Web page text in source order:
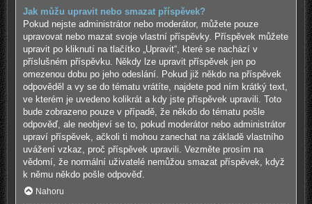
Jak můžu upravit nebo smazat příspěvek?
Pokud nejste administrátor nebo moderátor, můžete pouze
upravovat nebo mazat svoje vlastní příspěvky. Příspěvek můžete
upravit po kliknutí na tlačítko „Upravit“, které se nachází v
příslušném příspěvku. Někdy lze upravit příspěvek jen po
omezenou dobu po jeho odeslání. Pokud již někdo na příspěvek
odpověděl a vy se do tématu vrátíte, najdete pod ním krátký text,
ve kterém je uvedeno kolikrát a kdy jste příspěvek upravili. Toto
bude zobrazeno pouze v případě, že někdo do tématu pošle
odpověď, ale neobjeví se to, pokud moderátor nebo administrátor
upraví příspěvek, ačkoli ti mohou zanechat na základě vlastního
uvážení vzkaz, proč příspěvek upravili. Vezměte prosím na
vědomí, že normální uživatelé nemůžou smazat příspěvek, když
k němu někdo pošle odpověď.
Nahoru